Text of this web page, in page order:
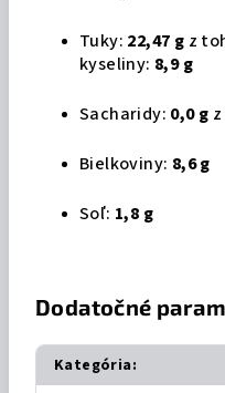
Tuky: 22,47 g z
kyseliny: 8,9 g
Sacharidy: 0,0 g
Bielkoviny: 8,6 g
Soľ: 1,8 g
Dodatočné
Kategória: